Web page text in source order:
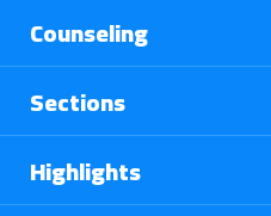
Counseling
Sections
Highlights